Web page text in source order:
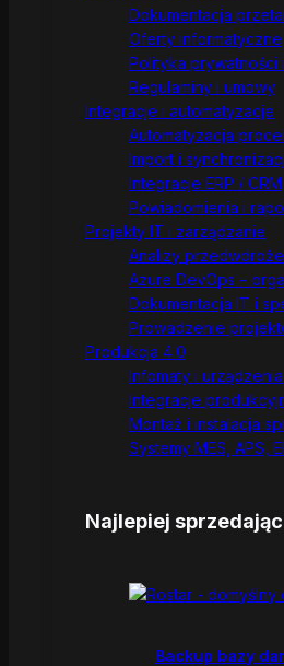
Dokumentacja
Oferty informatyczne
Polityka prywatności
Regulaminy i umowy
Integracje i automatyzacje
Automatyzacja
Import i
Integracje ERP / CRM
Powiadomienia i
Projekty IT i zarządzanie
Analizy
Azure DevOps –
Dokumentacja IT i
Prowadzenie
Produkcja 4.0
Infomaty i urządzenia
Integracje
Montaż i instalacja
Systemy MES, APS,
Najlepiej
Backup bazy